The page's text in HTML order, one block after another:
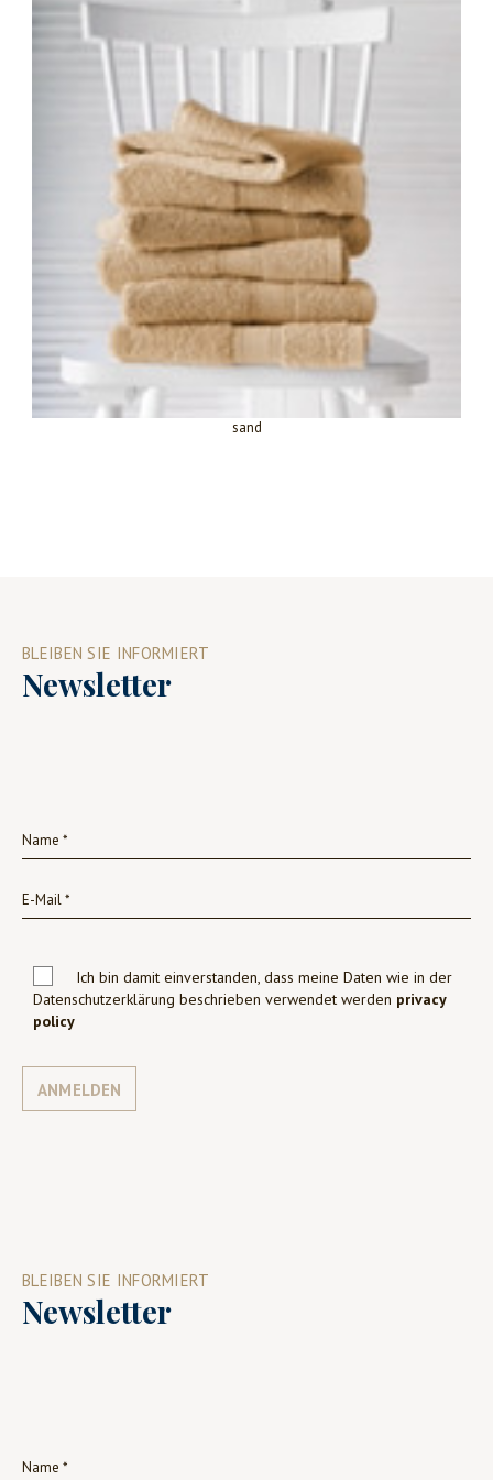
sand
BLEIBEN SIE INFORMIERT
Newsletter
Ich bin damit einverstanden, dass meine Daten wie in der
Datenschutzerklärung beschrieben verwendet werden privacy
policy
ANMELDEN
BLEIBEN SIE INFORMIERT
Newsletter